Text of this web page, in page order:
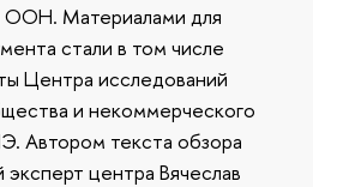
ООН. Материалами для
стали в том числе
Центра исследований
и некоммерческого
Автором текста обзора
эксперт центра Вячеслав